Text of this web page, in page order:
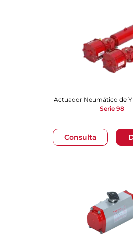
Consulta
Actuador Neumático de
Serie 98